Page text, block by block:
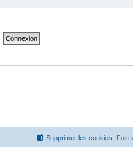
Supprimer les cookies